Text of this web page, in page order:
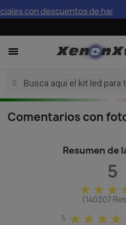
con descuentos de hasta el
Comentarios con
Resumen de
5
star star star
(140307
5 star star star star